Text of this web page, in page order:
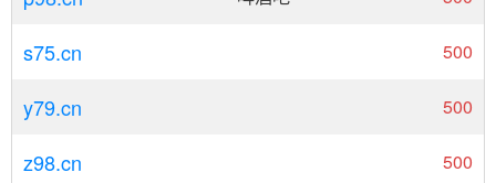
s75.cn 500
y79.cn 500
z98.cn 500